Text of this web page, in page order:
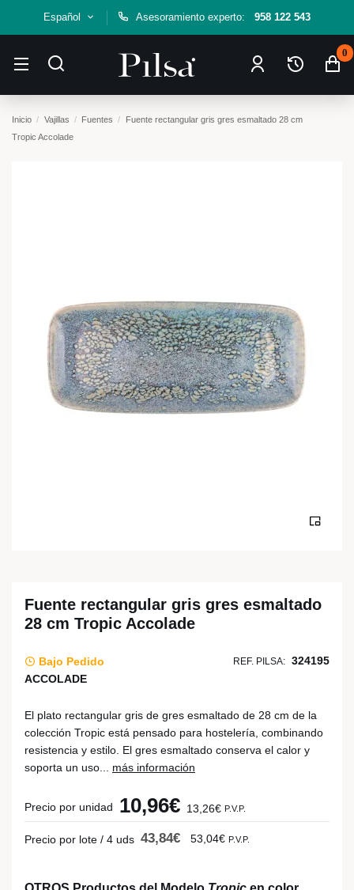
Español Asesoramiento experto: 958 122 543
0
Inicio Vajillas Fuentes
Fuente rectangular gris gres esmaltado 28 cm
Tropic Accolade
Fuente rectangular gris gres esmaltado
28 cm Tropic Accolade
Bajo Pedido REF. PILSA: 324195
ACCOLADE
El plato rectangular gris de gres esmaltado de 28 cm de la
colección Tropic está pensado para hostelería, combinando
resistencia y estilo. El gres esmaltado conserva el calor y
soporta un uso... más información
Precio por unidad 10,96€ 13,26€ P.V.P.
Precio por lote / 4 uds 43,84€ 53,04€ P.V.P.